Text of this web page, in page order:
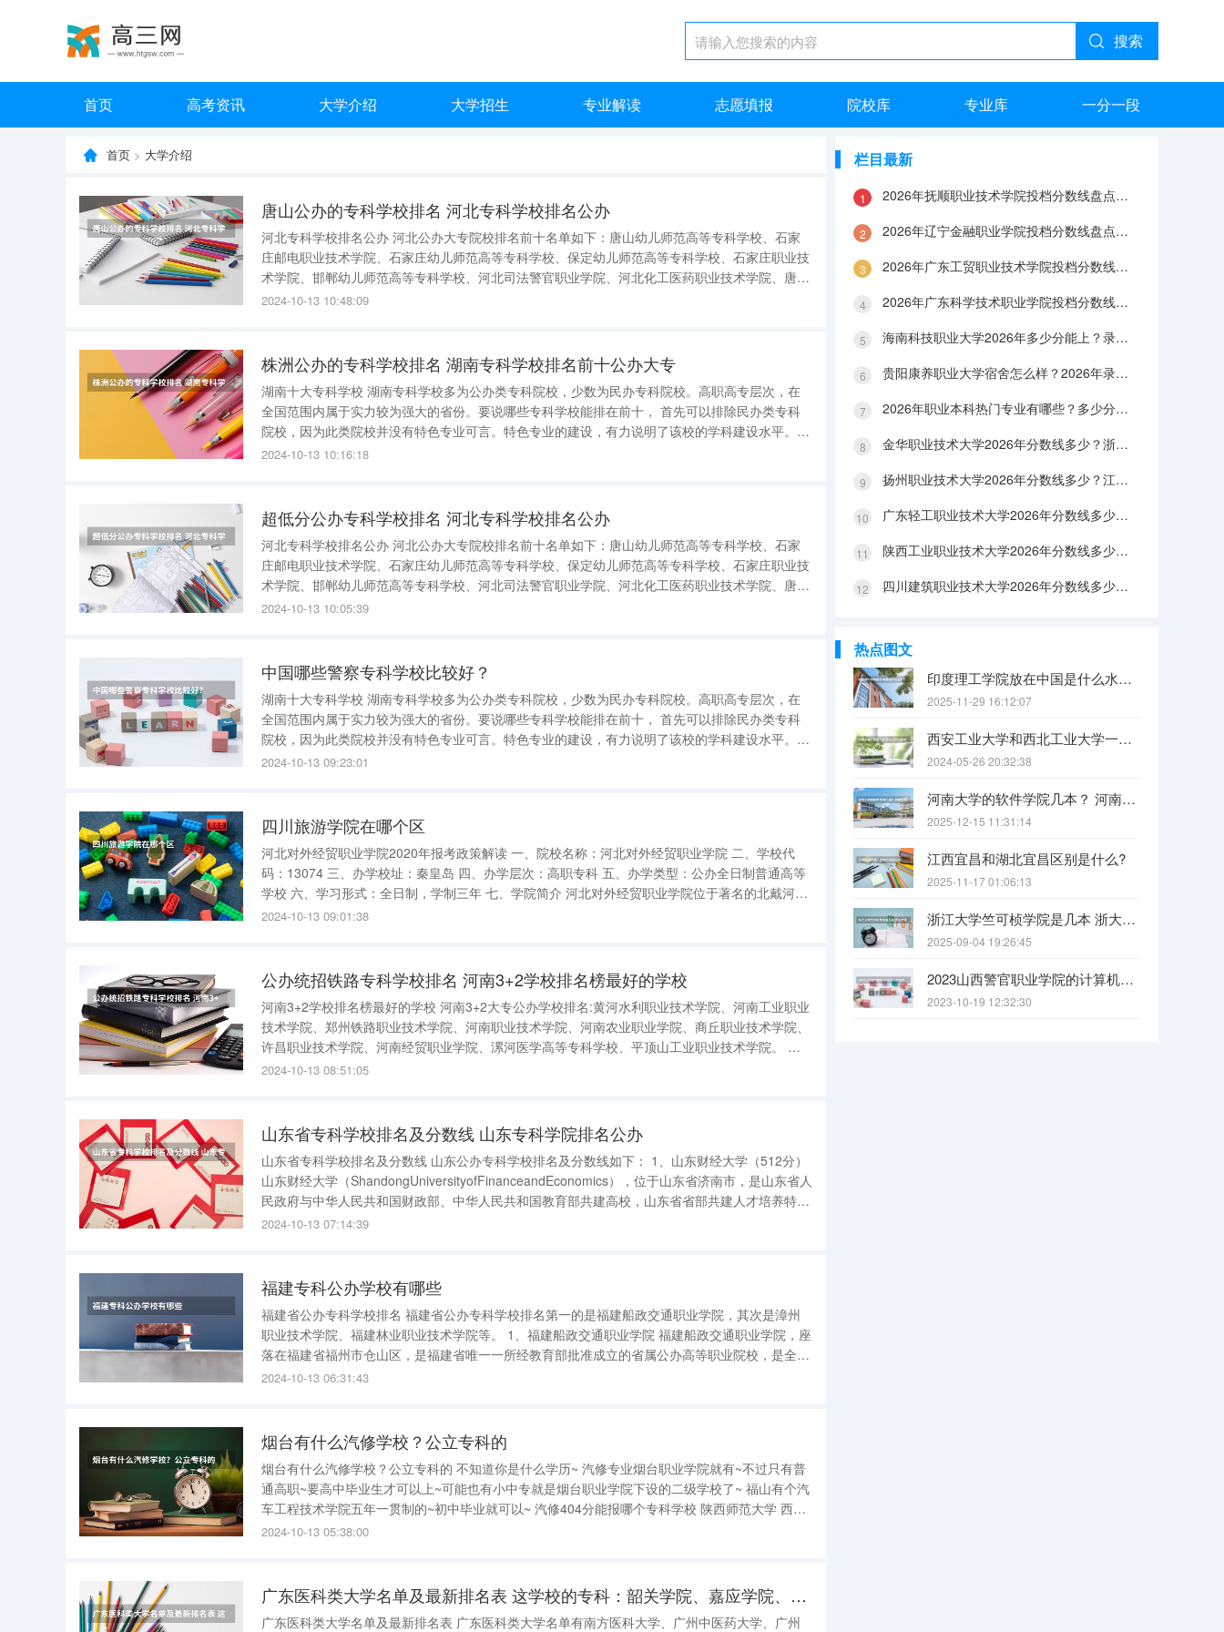
搜索
首页 高考资讯 大学介绍 大学招生 专业解读 志愿填报 院校库 专业库 一分一段
首页 > 大学介绍
唐山公办的专科学校排名 河北专科学校排名公办
河北专科学校排名公办 河北公办大专院校排名前十名单如下：唐山幼儿师范高等专科学校、石家
庄邮电职业技术学院、石家庄幼儿师范高等专科学校、保定幼儿师范高等专科学校、石家庄职业技
术学院、邯郸幼儿师范高等专科学校、河北司法警官职业学院、河北化工医药职业技术学院、唐山
职业技术学院、沧州医学高等专科学校。 2022年河北公办大专有唐山幼儿师范高等专科学校、石
2024-10-13 10:48:09
株洲公办的专科学校排名 湖南专科学校排名前十公办大专
湖南十大专科学校 湖南专科学校多为公办类专科院校，少数为民办专科院校。高职高专层次，在
全国范围内属于实力较为强大的省份。要说哪些专科学校能排在前十， 首先可以排除民办类专科
院校，因为此类院校并没有特色专业可言。特色专业的建设，有力说明了该校的学科建设水平。
因此，能排进前十的专科院校，只可能是公办专科院校。 综合来看，以下7所高校均有实力进入前
2024-10-13 10:16:18
超低分公办专科学校排名 河北专科学校排名公办
河北专科学校排名公办 河北公办大专院校排名前十名单如下：唐山幼儿师范高等专科学校、石家
庄邮电职业技术学院、石家庄幼儿师范高等专科学校、保定幼儿师范高等专科学校、石家庄职业技
术学院、邯郸幼儿师范高等专科学校、河北司法警官职业学院、河北化工医药职业技术学院、唐山
职业技术学院、沧州医学高等专科学校。 2022年河北公办大专有唐山幼儿师范高等专科学校、石
2024-10-13 10:05:39
中国哪些警察专科学校比较好？
湖南十大专科学校 湖南专科学校多为公办类专科院校，少数为民办专科院校。高职高专层次，在
全国范围内属于实力较为强大的省份。要说哪些专科学校能排在前十， 首先可以排除民办类专科
院校，因为此类院校并没有特色专业可言。特色专业的建设，有力说明了该校的学科建设水平。
因此，能排进前十的专科院校，只可能是公办专科院校。 综合来看，以下7所高校均有实力进入前
2024-10-13 09:23:01
四川旅游学院在哪个区
河北对外经贸职业学院2020年报考政策解读 一、院校名称：河北对外经贸职业学院 二、学校代
码：13074 三、办学校址：秦皇岛 四、办学层次：高职专科 五、办学类型：公办全日制普通高等
学校 六、学习形式：全日制，学制三年 七、学院简介 河北对外经贸职业学院位于著名的北戴河和
南戴河交界处，北靠燕山，南临渤海。学院占地面积660亩，建筑面积24万平方米。目前有在校生
2024-10-13 09:01:38
公办统招铁路专科学校排名 河南3+2学校排名榜最好的学校
河南3+2学校排名榜最好的学校 河南3+2大专公办学校排名:黄河水利职业技术学院、河南工业职业
技术学院、郑州铁路职业技术学院、河南职业技术学院、河南农业职业学院、商丘职业技术学院、
许昌职业技术学院、河南经贸职业学院、漯河医学高等专科学校、平顶山工业职业技术学院。 数
据显示排名第一的是：黄河水利职业技术学院 学校简介： 学校始建于1929年3月，先后历经国立
2024-10-13 08:51:05
山东省专科学校排名及分数线 山东专科学院排名公办
山东省专科学校排名及分数线 山东公办专科学校排名及分数线如下： 1、山东财经大学（512分）
山东财经大学（ShandongUniversityofFinanceandEconomics），位于山东省济南市，是山东省人
民政府与中华人民共和国财政部、中华人民共和国教育部共建高校，山东省省部共建人才培养特色
2024-10-13 07:14:39
福建专科公办学校有哪些
福建省公办专科学校排名 福建省公办专科学校排名第一的是福建船政交通职业学院，其次是漳州
职业技术学院、福建林业职业技术学院等。 1、福建船政交通职业学院 福建船政交通职业学院，座
落在福建省福州市仓山区，是福建省唯一一所经教育部批准成立的省属公办高等职业院校，是全国
首批28所国家示范性高等职业院校之一第二批国家现代学徒制试点单位。学校现有教职工1100余
2024-10-13 06:31:43
烟台有什么汽修学校？公立专科的
烟台有什么汽修学校？公立专科的 不知道你是什么学历~ 汽修专业烟台职业学院就有~不过只有普
通高职~要高中毕业生才可以上~可能也有小中专就是烟台职业学院下设的二级学校了~ 福山有个汽
车工程技术学院五年一贯制的~初中毕业就可以~ 汽修404分能报哪个专科学校 陕西师范大学 西安
2024-10-13 05:38:00
广东医科类大学名单及最新排名表 这学校的专科：韶关学院、嘉应学院、黄石理工学院、九江学院、广东理工职业学院。哪一间好？
广东医科类大学名单及最新排名表 广东医科类大学名单有南方医科大学、广州中医药大学、广州
栏目最新
2026年抚顺职业技术学院投档分数线盘点：录取分数、生活与就业指南
2026年辽宁金融职业学院投档分数线盘点：录取分数、生活与就业指南
2026年广东工贸职业技术学院投档分数线盘点：录取分数、生活与就业指南
2026年广东科学技术职业学院投档分数线盘点：录取分数、生活与就业指南
海南科技职业大学2026年多少分能上？录取分数线与生活成本解答
贵阳康养职业大学宿舍怎么样？2026年录取分数、费用及入学手续
2026年职业本科热门专业有哪些？多少分能上？绿牌专业有哪些？
金华职业技术大学2026年分数线多少？浙江考生563分能上吗？机械专业好就业吗？
扬州职业技术大学2026年分数线多少？江苏考生528分能上吗？医养照护好就业吗？
广东轻工职业技术大学2026年分数线多少？广东考生542分能上吗？
陕西工业职业技术大学2026年分数线多少？陕西考生355分能上吗？机械专业好就业吗？
四川建筑职业技术大学2026年分数线多少？四川考生510分能上吗？建筑专业好就业吗？
热点图文
印度理工学院放在中国是什么水平？
2025-11-29 16:12:07
西安工业大学和西北工业大学一样吗
2024-05-26 20:32:38
河南大学的软件学院几本？ 河南大学软件学院几本 河南大学软件学院属于哪一类院校
2025-12-15 11:31:14
江西宜昌和湖北宜昌区别是什么?
2025-11-17 01:06:13
浙江大学竺可桢学院是几本 浙大竺可桢学院是几本
2025-09-04 19:26:45
2023山西警官职业学院的计算机应用技术专业分数线高不高 山西警官职业学院计算机应用技术专业历年分数线参考表单
2023-10-19 12:32:30